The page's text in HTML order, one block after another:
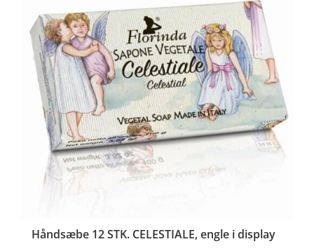
Håndsæbe 12 STK. CELESTIALE, engle i display